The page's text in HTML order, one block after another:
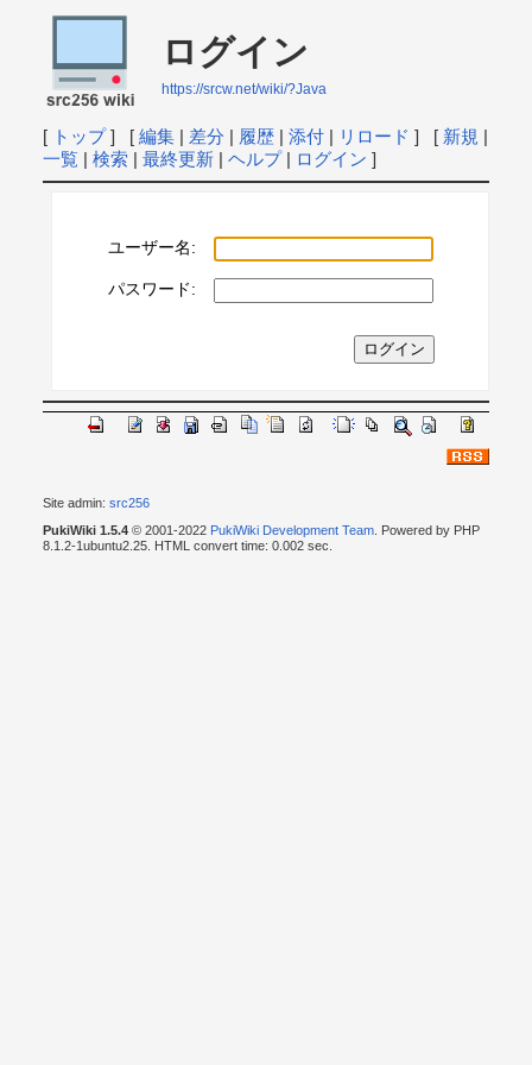
ログイン
https://srcw.net/wiki/?Java
[ トップ] [ 編集| 差分 | 履歴| 添付| リロード ] [ 新規 |
一覧| 検索| 最終更新| ヘルプ| ログイン ]
ユーザー名:
パスワード:
Site admin: src256
PukiWiki 1.5.4© 2001-2022 PukiWiki Development Team. Powered by PHP
8.1.2-1ubuntu2.25. HTML convert time: 0.002 sec.